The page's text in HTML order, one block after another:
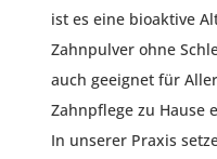
ist es eine bioaktive
Zahnpulver ohne
auch geeignet für
Zahnpflege zu Hause
In unserer Praxis